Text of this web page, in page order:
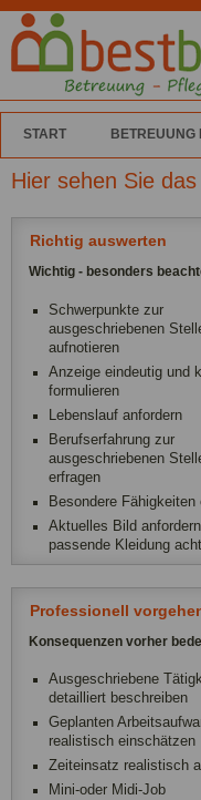
START BETREUUNG
Hier sehen Sie
Richtig auswerten
Wichtig - besonders
Schwerpunkte zur
ausgeschriebenen
aufnotieren
Anzeige eindeutig und
formulieren
Lebenslauf anfordern
Berufserfahrung zur
ausgeschriebenen
erfragen
Besondere Fähigkeiten
Aktuelles Bild
passende Kleidung
Professionell
Konsequenzen vorher
Ausgeschriebene
detailliert beschreiben
Geplanten
realistisch einschätzen
Zeiteinsatz realistisch
Mini-oder Midi-Job